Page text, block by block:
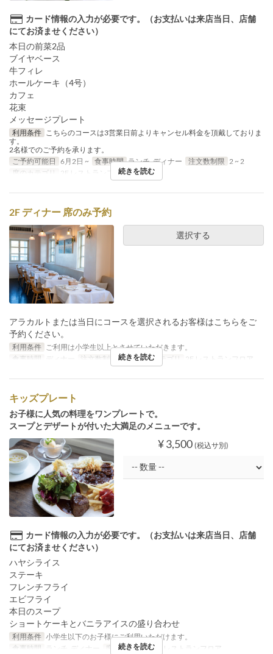
カード情報の入力が必要です。（お支払いは来店当日、店舗
にてお済ませください）
本日の前菜2品
ブイヤベース
牛フィレ
ホールケーキ（4号）
カフェ
花束
メッセージプレート
利用条件 こちらのコースは3営業日前よりキャンセル料金を頂戴しておりま
す。
2名様でのご予約を承ります。
ご予約可能日 6月2日 ~ 食事時間 ランチ, ディナー 注文数制限 2 ~ 2
席のカテゴリ
2F レストランフロア続きを読む
2F ディナー 席のみ予約
選択する
アラカルトまたは当日にコースを選択されるお客様はこちらをご
予約ください。
利用条件
ご利用は小学生以上とさせていただきます。
食事時間
ディナー 注文数制限 ~ 6 席のカテゴリ 2F レストランフロア
続きを読む
キッズプレート
お子様に人気の料理をワンプレートで。
スープとデザートが付いた大満足のメニューです。
¥ 3,500 (税込サ別)
カード情報の入力が必要です。（お支払いは来店当日、店舗
にてお済ませください）
ハヤシライス
ステーキ
フレンチフライ
エビフライ
本日のスープ
ショートケーキとバニラアイスの盛り合わせ
利用条件 小学生以下のお子様にご利用いただけます。
食事時間
ランチ, ディナー 席のカテゴリ 2F レストランフロア
続きを読む